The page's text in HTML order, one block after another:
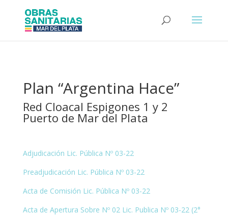
Plan “Argentina Hace”
Red Cloacal Espigones 1 y 2
Puerto de Mar del Plata
Adjudicación Lic. Pública Nº 03-22
Preadjudicación Lic. Pública Nº 03-22
Acta de Comisión Lic. Pública Nº 03-22
Acta de Apertura Sobre Nº 02 Lic. Publica Nº 03-22 (2°